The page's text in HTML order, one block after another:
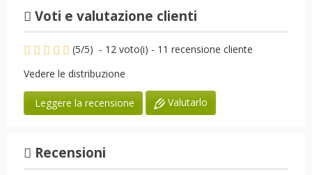
Voti e valutazione clienti
(5/5) - 12 voto(i) - 11 recensione cliente
Vedere le distribuzione
Leggere la recensione Valutarlo
Recensioni